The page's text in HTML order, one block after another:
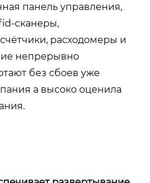
панель управления,
сканеры,
расходомеры и
непрерывно
без сбоев уже
a высоко оценила